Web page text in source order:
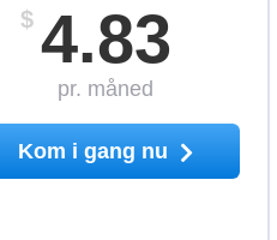
$ 4.83
pr. måned
Kom i gang nu